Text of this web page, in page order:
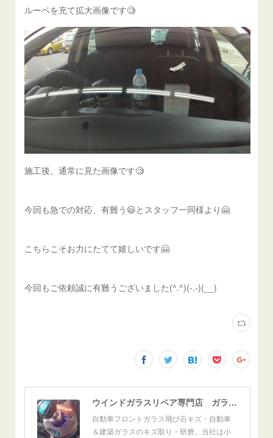
ルーペを充て拡大画像です🧐
施工後、通常に見た画像です🧐
今回も急での対応、有難う😃とスタッフ一同様より🤗
こちらこそお力にたてて嬉しいです🤗
今回もご依頼誠に有難うございました(^.^)(-.-)(__)
ウインドガラスリペア専門店 ガラスリペア・ヨシダ グラスウェルドジャパン 正規施工店 小松市
自動車フロントガラス飛び石キズ・自動車
＆建築ガラスのキズ取り・研磨。当社は小